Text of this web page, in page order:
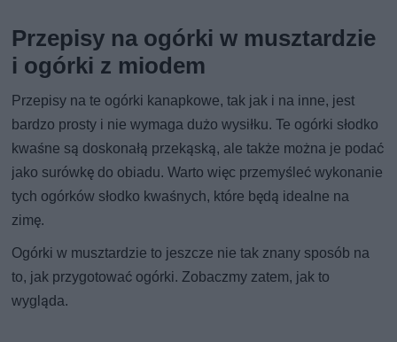
Przepisy na ogórki w musztardzie
i ogórki z miodem
Przepisy na te ogórki kanapkowe, tak jak i na inne, jest
bardzo prosty i nie wymaga dużo wysiłku. Te ogórki słodko
kwaśne są doskonałą przekąską, ale także można je podać
jako surówkę do obiadu. Warto więc przemyśleć wykonanie
tych ogórków słodko kwaśnych, które będą idealne na
zimę.
Ogórki w musztardzie to jeszcze nie tak znany sposób na
to, jak przygotować ogórki. Zobaczmy zatem, jak to
wygląda.